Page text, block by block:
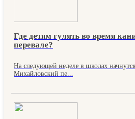
Где детям гулять во время
перевале?
На следующей неделе в школах
Михайловский пе...